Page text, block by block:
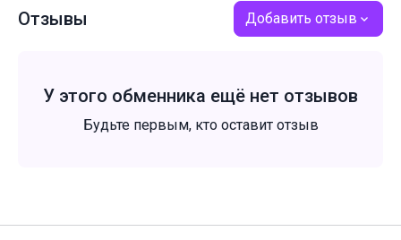
Отзывы Добавить отзыв
У этого обменника ещё нет отзывов
Будьте первым, кто оставит отзыв